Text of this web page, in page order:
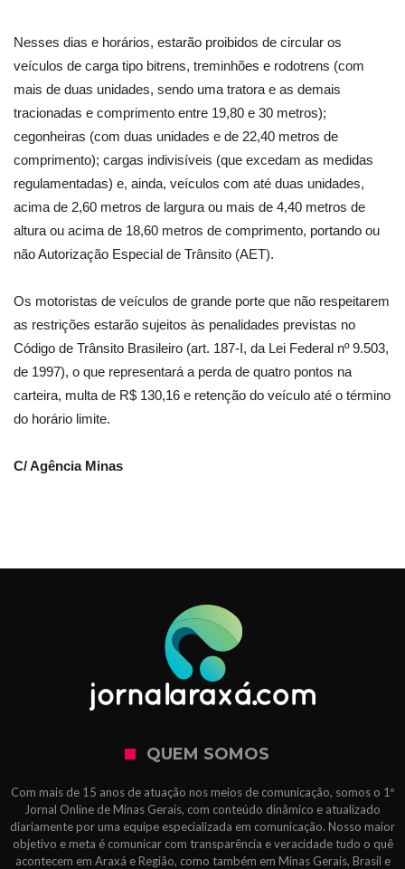
Nesses dias e horários, estarão proibidos de circular os
veículos de carga tipo bitrens, treminhões e rodotrens (com
mais de duas unidades, sendo uma tratora e as demais
tracionadas e comprimento entre 19,80 e 30 metros);
cegonheiras (com duas unidades e de 22,40 metros de
comprimento); cargas indivisíveis (que excedam as medidas
regulamentadas) e, ainda, veículos com até duas unidades,
acima de 2,60 metros de largura ou mais de 4,40 metros de
altura ou acima de 18,60 metros de comprimento, portando ou
não Autorização Especial de Trânsito (AET).
Os motoristas de veículos de grande porte que não respeitarem
as restrições estarão sujeitos às penalidades previstas no
Código de Trânsito Brasileiro (art. 187-I, da Lei Federal nº 9.503,
de 1997), o que representará a perda de quatro pontos na
carteira, multa de R$ 130,16 e retenção do veículo até o término
do horário limite.
C/ Agência Minas
QUEM SOMOS
Com mais de 15 anos de atuação nos meios de comunicação, somos o 1º
Jornal Online de Minas Gerais, com conteúdo dinâmico e atualizado
diariamente por uma equipe especializada em comunicação. Nosso maior
objetivo e meta é comunicar com transparência e veracidade tudo o quê
acontecem em Araxá e Região, como também em Minas Gerais, Brasil e